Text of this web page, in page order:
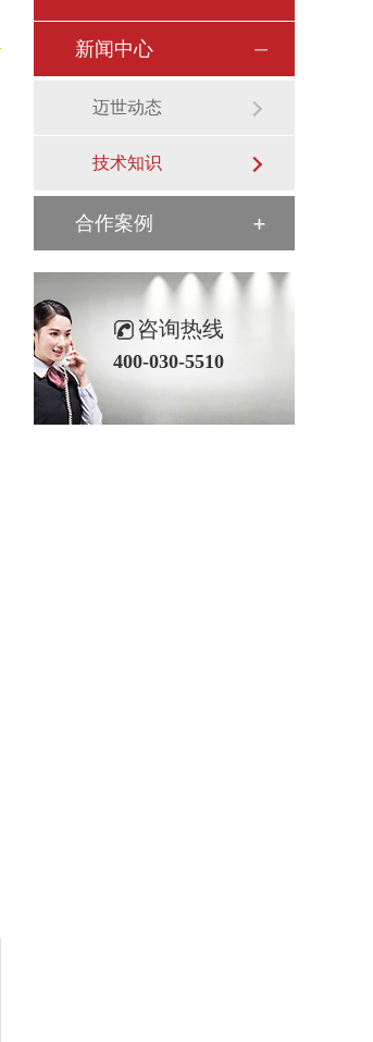
新闻中心
迈世动态
技术知识
合作案例
咨询热线
400-030-5510